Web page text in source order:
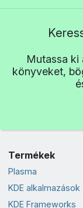
Mutassa ki
könyveket,
Termékek
Plasma
KDE alkalmazások
KDE Frameworks